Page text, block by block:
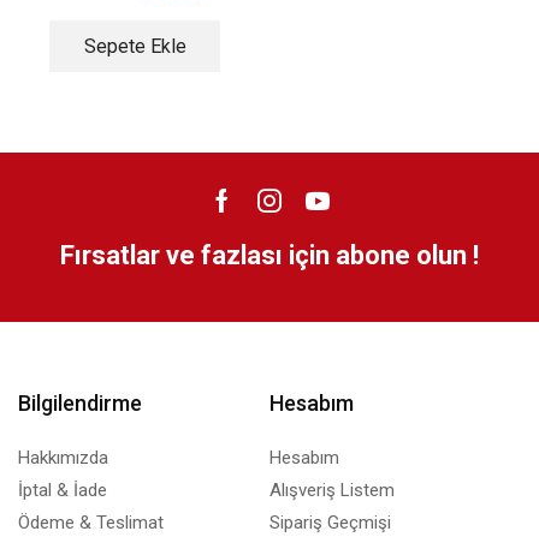
Sepete Ekle
Fırsatlar ve fazlası için abone olun !
Bilgilendirme
Hakkımızda
İptal & İade
Ödeme & Teslimat
Hesabım
Hesabım
Alışveriş Listem
Sipariş Geçmişi